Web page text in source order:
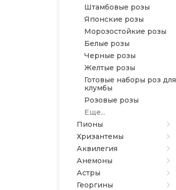
Штамбовые розы
Японские розы
Морозостойкие розы
Белые розы
Черные розы
Желтые розы
Готовые наборы роз для
клумбы
Розовые розы
Еще...
Пионы
Хризантемы
Аквилегия
Анемоны
Астры
Георгины